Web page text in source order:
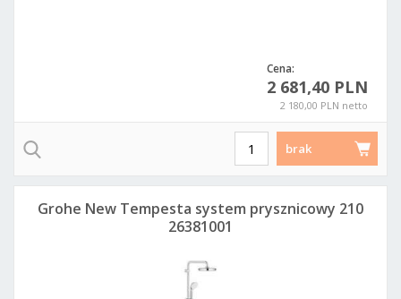
Cena:
2 681,40 PLN
2 180,00 PLN netto
brak
Grohe New Tempesta system prysznicowy 210
26381001